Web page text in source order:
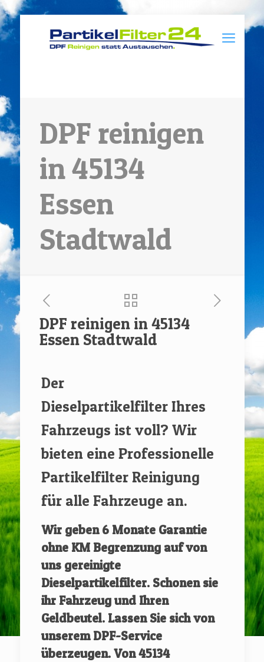
DPF reinigen
in 45134
Essen
Stadtwald
DPF reinigen in 45134
Essen Stadtwald
Der
Dieselpartikelfilter Ihres
Fahrzeugs ist voll? Wir
bieten eine Professionelle
Partikelfilter Reinigung
für alle Fahrzeuge an.
Wir geben 6 Monate Garantie
ohne KM Begrenzung auf von
uns gereinigte
Dieselpartikelfilter. Schonen sie
ihr Fahrzeug und Ihren
Geldbeutel. Lassen Sie sich von
unserem DPF-Service
überzeugen. Von45134